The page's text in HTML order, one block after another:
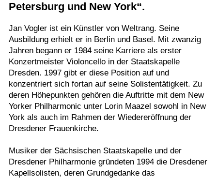
Petersburg und New York“.
Jan Vogler ist ein Künstler von Weltrang. Seine
Ausbildung erhielt er in Berlin und Basel. Mit zwanzig
Jahren begann er 1984 seine Karriere als erster
Konzertmeister Violoncello in der Staatskapelle
Dresden. 1997 gibt er diese Position auf und
konzentriert sich fortan auf seine Solistentätigkeit. Zu
deren Höhepunkten gehören die Auftritte mit dem New
Yorker Philharmonic unter Lorin Maazel sowohl in New
York als auch im Rahmen der Wiedereröffnung der
Dresdener Frauenkirche.
Musiker der Sächsischen Staatskapelle und der
Dresdener Philharmonie gründeten 1994 die Dresdener
Kapellsolisten, deren Grundgedanke das